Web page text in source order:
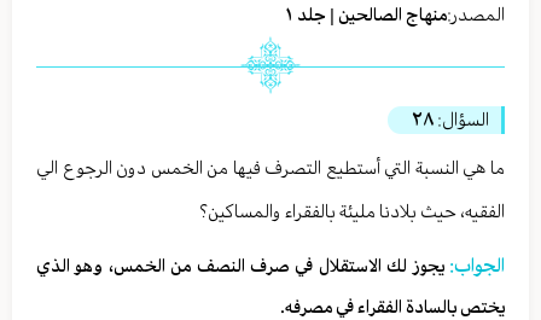
المصدر:منهاج الصالحين | جلد ١
السؤال: ٢٨
ما هي النسبة التي أستطيع التصرف فيها من الخمس دون الرجوع الي
الفقيه، حيث بلادنا مليئة بالفقراء والمساكين؟
الجواب:يجوز لك الاستقلال في صرف النصف من الخمس، وهو الذي
يختص بالسادة الفقراء في مصرفه.